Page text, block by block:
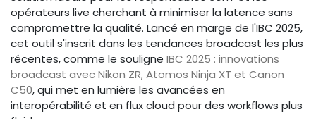
opérateurs live cherchant à minimiser la latence sans
compromettre la qualité. Lancé en marge de l'IBC 2025,
cet outil s'inscrit dans les tendances broadcast les plus
récentes, comme le souligne IBC 2025 : innovations
broadcast avec Nikon ZR, Atomos Ninja XT et Canon
C50, qui met en lumière les avancées en
interopérabilité et en flux cloud pour des workflows plus